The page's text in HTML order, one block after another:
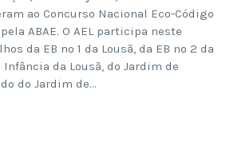
ao Concurso Nacional Eco-Código
ABAE. O AEL participa neste
da EB nº 1 da Lousã, da EB nº 2 da
Infância da Lousã, do Jardim de
do Jardim de…